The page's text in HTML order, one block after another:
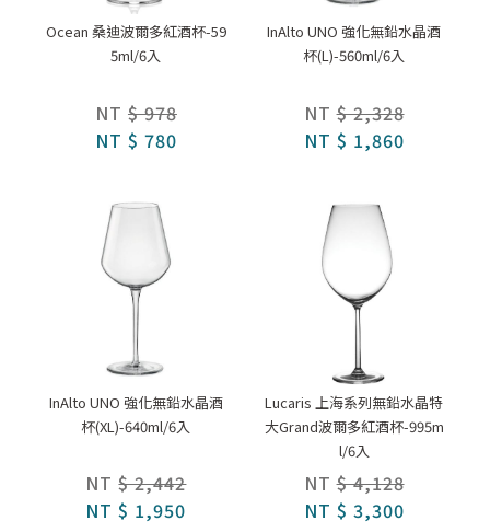
Ocean 桑迪波爾多紅酒杯-59
5ml/6入
NT $ 978
NT $ 780
InAlto UNO 強化無鉛水晶酒
杯(L)-560ml/6入
NT $ 2,328
NT $ 1,860
InAlto UNO 強化無鉛水晶酒
杯(XL)-640ml/6入
NT $ 2,442
NT $ 1,950
Lucaris 上海系列無鉛水晶特
大Grand波爾多紅酒杯-995m
l/6入
NT $ 4,128
NT $ 3,300